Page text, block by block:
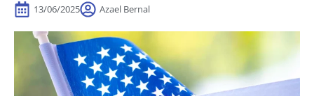
13/06/2025 Azael Bernal